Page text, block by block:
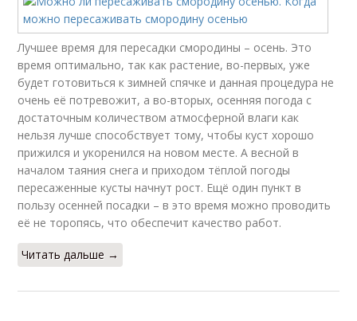
Лучшее время для пересадки смородины – осень. Это
время оптимально, так как растение, во-первых, уже
будет готовиться к зимней спячке и данная процедура не
очень её потревожит, а во-вторых, осенняя погода с
достаточным количеством атмосферной влаги как
нельзя лучше способствует тому, чтобы куст хорошо
прижился и укоренился на новом месте. А весной в
началом таяния снега и приходом тёплой погоды
пересаженные кусты начнут рост. Ещё один пункт в
пользу осенней посадки – в это время можно проводить
её не торопясь, что обеспечит качество работ.
Читать дальше →